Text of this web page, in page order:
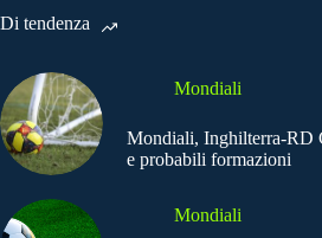
Di tendenza
Mondiali
Mondiali, Inghilterra-RD
e probabili formazioni
Mondiali